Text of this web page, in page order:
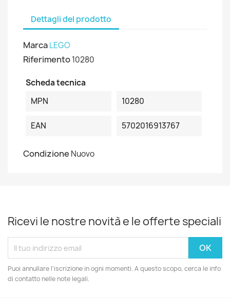
Dettagli del prodotto
MarcaLEGO
Riferimento10280
Scheda tecnica
MPN
10280
EAN 5702016913767
Condizione Nuovo
Ricevi le nostre novità e le offerte speciali
Puoi annullare l'iscrizione in ogni momenti. A questo scopo, cerca le info
di contatto nelle note legali.